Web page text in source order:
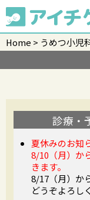
Home うめつ小児
診療・
夏休みのお知
8/10（月）か
きます。
8/17（月）か
どうぞよろし